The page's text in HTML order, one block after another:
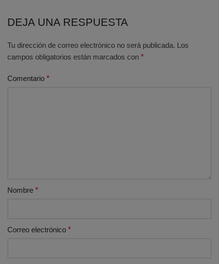
DEJA UNA RESPUESTA
Tu dirección de correo electrónico no será publicada. Los
campos obligatorios están marcados con *
Comentario *
Nombre *
Correo electrónico *